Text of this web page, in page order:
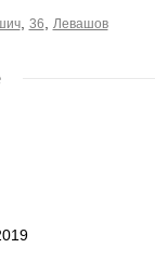
, 36, Левашов